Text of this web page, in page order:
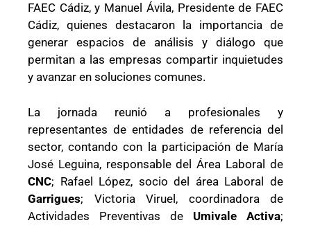
FAEC Cádiz, y Manuel Ávila, Presidente de FAEC
Cádiz, quienes destacaron la importancia de
generar espacios de análisis y diálogo que
permitan a las empresas compartir inquietudes
y avanzar en soluciones comunes.
La jornada reunió a profesionales y
representantes de entidades de referencia del
sector, contando con la participación de María
José Leguina, responsable del Área Laboral de
CNC; Rafael López, socio del área Laboral de
Garrigues; Victoria Viruel, coordinadora de
Actividades Preventivas de Umivale Activa;